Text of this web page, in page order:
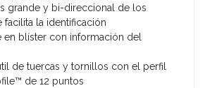
grande y bi-direccional de los
facilita la identificación
en blíster con información del
de tuercas y tornillos con el perfil
de 12 puntos